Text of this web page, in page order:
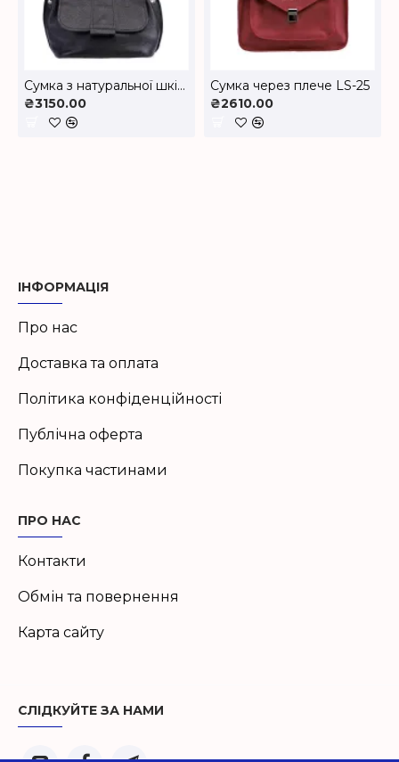
Cумка з натуральної шкіри LS-35
₴3150.00
Cумка через плече LS-25
₴2610.00
ІНФОРМАЦІЯ
Про нас
Доставка та оплата
Політика конфіденційності
Публічна оферта
Покупка частинами
ПРО НАС
Контакти
Обмін та повернення
Карта сайту
СЛІДКУЙТЕ ЗА НАМИ